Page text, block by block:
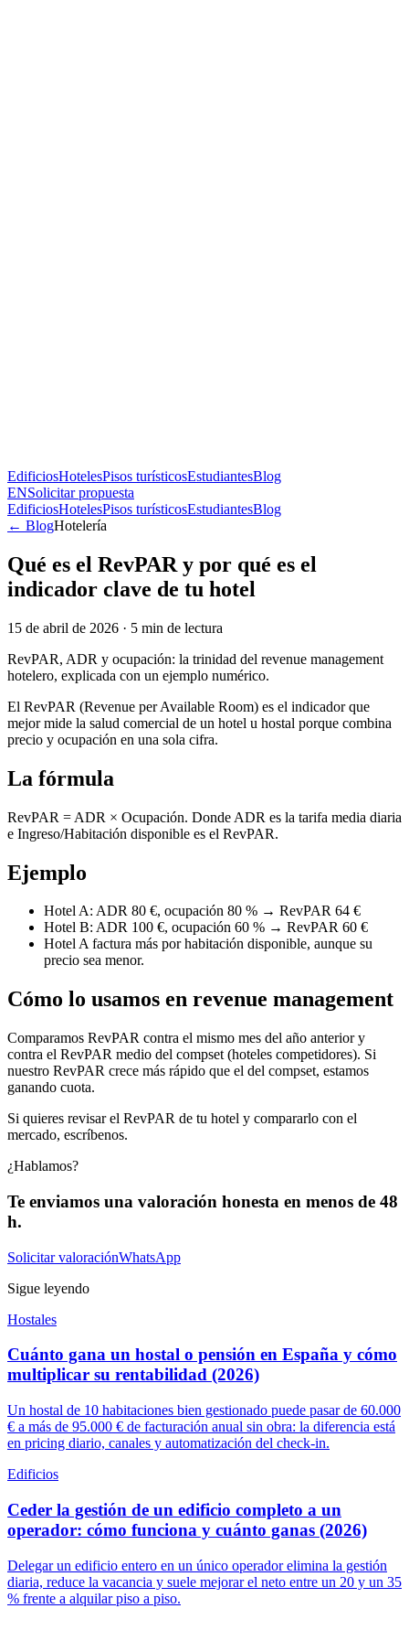
EdificiosHotelesPisos turísticosEstudiantesBlog
ENSolicitar propuesta
EdificiosHotelesPisos turísticosEstudiantesBlog
← BlogHotelería
Qué es el RevPAR y por qué es el
indicador clave de tu hotel
15 de abril de 2026 · 5 min de lectura
RevPAR, ADR y ocupación: la trinidad del revenue management
hotelero, explicada con un ejemplo numérico.
El RevPAR (Revenue per Available Room) es el indicador que
mejor mide la salud comercial de un hotel u hostal porque combina
precio y ocupación en una sola cifra.
La fórmula
RevPAR = ADR × Ocupación. Donde ADR es la tarifa media diaria
e Ingreso/Habitación disponible es el RevPAR.
Ejemplo
Hotel A: ADR 80 €, ocupación 80 % → RevPAR 64 €
Hotel B: ADR 100 €, ocupación 60 % → RevPAR 60 €
Hotel A factura más por habitación disponible, aunque su
precio sea menor.
Cómo lo usamos en revenue management
Comparamos RevPAR contra el mismo mes del año anterior y
contra el RevPAR medio del compset (hoteles competidores). Si
nuestro RevPAR crece más rápido que el del compset, estamos
ganando cuota.
Si quieres revisar el RevPAR de tu hotel y compararlo con el
mercado, escríbenos.
¿Hablamos?
Te enviamos una valoración honesta en menos de 48
h.
Solicitar valoraciónWhatsApp
Sigue leyendo
Hostales
Cuánto gana un hostal o pensión en España y cómo
multiplicar su rentabilidad (2026)
Un hostal de 10 habitaciones bien gestionado puede pasar de 60.000
€ a más de 95.000 € de facturación anual sin obra: la diferencia está
en pricing diario, canales y automatización del check-in.
Edificios
Ceder la gestión de un edificio completo a un
operador: cómo funciona y cuánto ganas (2026)
Delegar un edificio entero en un único operador elimina la gestión
diaria, reduce la vacancia y suele mejorar el neto entre un 20 y un 35
% frente a alquilar piso a piso.